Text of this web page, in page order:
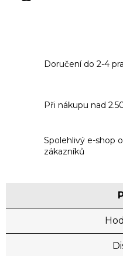
Doručení do 2-4
Při nákupu nad
Spolehlivý e-shop
zákazníků